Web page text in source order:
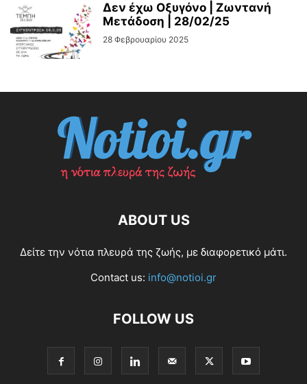
Δεν έχω Οξυγόνο | Ζωντανή
Μετάδοση | 28/02/25
28 Φεβρουαρίου 2025
ABOUT US
Δείτε την νότια πλευρά της ζωής, με διαφορετικό μάτι.
Contact us: info@notioi.gr
FOLLOW US